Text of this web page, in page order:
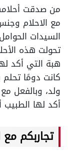
من صدقت
مع الاحلام
السيدات
تحولت هذه
هبة التي أكد
كانت دومًا
ولد، وبالفعل
أكد لها
تجاربكم مع